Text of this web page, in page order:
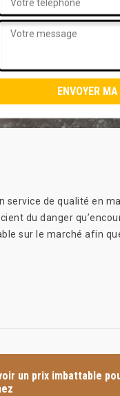
service de qualité en
du danger
sur le marché afin
un prix imbattable